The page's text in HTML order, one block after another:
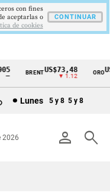
BRENTUS$73,48
▼ 1.12
ORO
Lunes 5 y 8 5 y 8
person search
2026
con fines
aceptarlas o
de cookies
CONTINUAR